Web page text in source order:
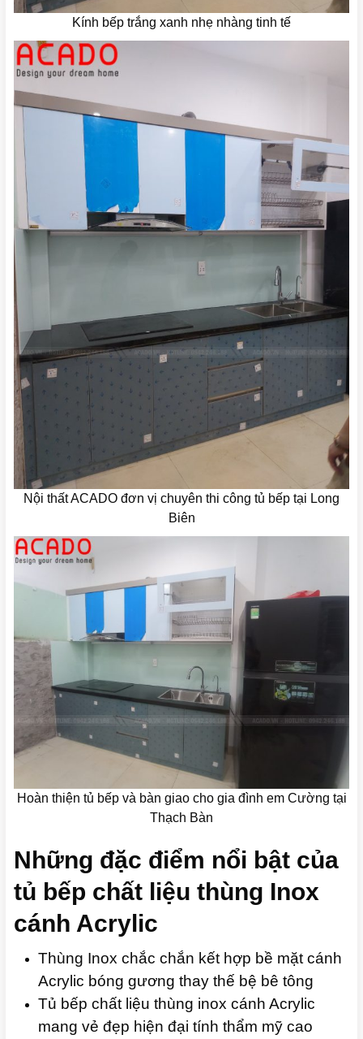
Kính bếp trắng xanh nhẹ nhàng tinh tế
Nội thất ACADO đơn vị chuyên thi công tủ bếp tại Long
Biên
Hoàn thiện tủ bếp và bàn giao cho gia đình em Cường tại
Thạch Bàn
Những đặc điểm nổi bật của
tủ bếp chất liệu thùng Inox
cánh Acrylic
Thùng Inox chắc chắn kết hợp bề mặt cánh
Acrylic bóng gương thay thế bệ bê tông
Tủ bếp chất liệu thùng inox cánh Acrylic
mang vẻ đẹp hiện đại tính thẩm mỹ cao